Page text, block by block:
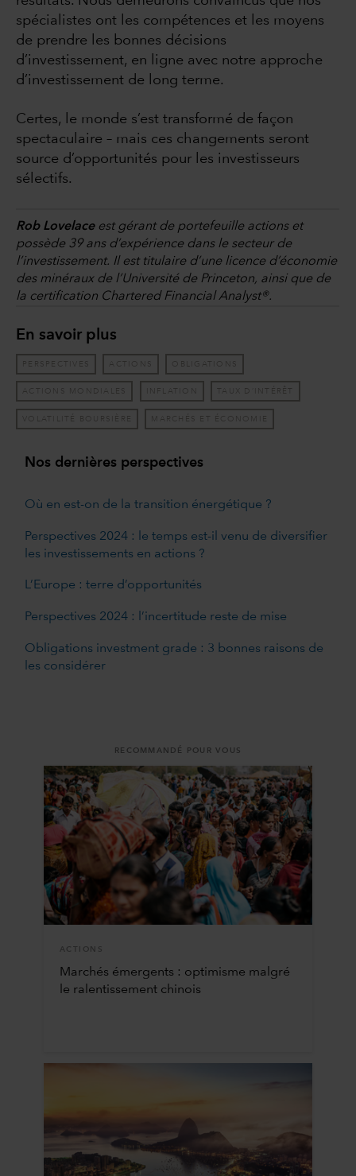
spécialistes ont les compétences et les moyens
de prendre les bonnes décisions
d’investissement, en ligne avec notre approche
d’investissement de long terme.
Certes, le monde s’est transformé de façon
spectaculaire – mais ces changements seront
source d’opportunités pour les investisseurs
sélectifs.
Rob Lovelaceest gérant de portefeuille actions et
possède 39 ans d’expérience dans le secteur de
l’investissement. Il est titulaire d’une licence d’économie
des minéraux de l’Université de Princeton, ainsi que de
la certification Chartered Financial Analyst®.
En savoir plus
PERSPECTIVES ACTIONS OBLIGATIONS
ACTIONS MONDIALES INFLATION TAUX D’INTÉRÊT
VOLATILITÉ BOURSIÈRE MARCHÉS ET ÉCONOMIE
Nos dernières perspectives
Où en est-on de la transition énergétique ?
Perspectives 2024 : le temps est-il venu de diversifier
les investissements en actions ?
L’Europe : terre d’opportunités
Perspectives 2024 : l’incertitude reste de mise
Obligations investment grade : 3 bonnes raisons de
les considérer
RECOMMANDÉ POUR VOUS
ACTIONS
Marchés émergents : optimisme malgré
le ralentissement chinois